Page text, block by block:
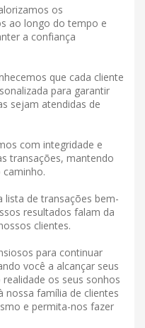
os
ao longo do tempo e
a confiança
que cada cliente
para garantir
sejam atendidas de
com integridade e
transações, mantendo
lista de transações bem-
resultados falam da
clientes.
para continuar
você a alcançar seus
os seus sonhos
nossa família de clientes
e permita-nos fazer